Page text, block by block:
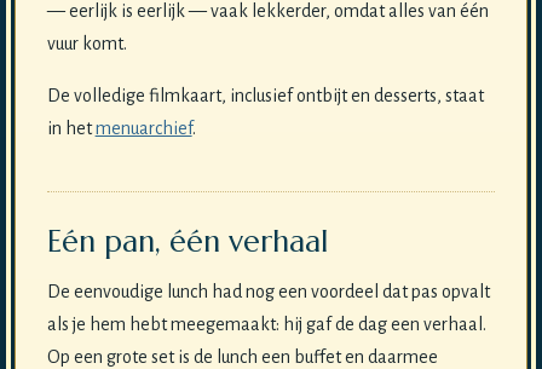
— eerlijk is eerlijk — vaak lekkerder, omdat alles van één
vuur komt.
De volledige filmkaart, inclusief ontbijt en desserts, staat
in hetmenuarchief.
Eén pan, één verhaal
De eenvoudige lunch had nog een voordeel dat pas opvalt
als je hem hebt meegemaakt: hij gaf de dag een verhaal.
Op een grote set is de lunch een buffet en daarmee